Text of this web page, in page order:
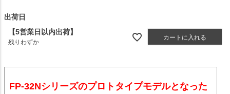
出荷日
【5営業日以内出荷】
残りわずか
カートに入れる
FP-32Nシリーズのプロトタイプモデルとなった